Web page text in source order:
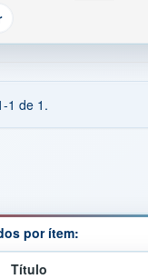
1 de 1.
por ítem:
Título